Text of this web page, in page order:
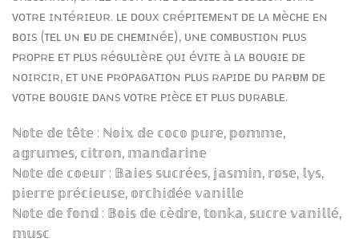
ᴠᴏᴛʀᴇ ɪɴᴛéʀɪᴇᴜʀ. ʟᴇ ᴅᴏᴜx ᴄʀéᴘɪᴛᴇᴍᴇɴᴛ ᴅᴇ ʟᴀ ᴍèᴄʜᴇ ᴇɴ
ʙᴏɪs (ᴛᴇʟ ᴜɴ ғᴇᴜ ᴅᴇ ᴄʜᴇᴍɪɴéᴇ), ᴜɴᴇ ᴄᴏᴍʙᴜsᴛɪᴏɴ ᴘʟᴜs
ᴘʀᴏᴘʀᴇ ᴇᴛ ᴘʟᴜs ʀéɢᴜʟɪèʀᴇ ǫᴜɪ éᴠɪᴛᴇ à ʟᴀ ʙᴏᴜɢɪᴇ ᴅᴇ
ɴᴏɪʀᴄɪʀ, ᴇᴛ ᴜɴᴇ ᴘʀᴏᴘᴀɢᴀᴛɪᴏɴ ᴘʟᴜs ʀᴀᴘɪᴅᴇ ᴅᴜ ᴘᴀʀғᴜᴍ ᴅᴇ
ᴠᴏᴛʀᴇ ʙᴏᴜɢɪᴇ ᴅᴀɴs ᴠᴏᴛʀᴇ ᴘɪèᴄᴇ ᴇᴛ ᴘʟᴜs ᴅᴜʀᴀʙʟᴇ.
ℕ𝕠𝕥𝕖 𝕕𝕖 𝕥ê𝕥𝕖 : ℕ𝕠𝕚𝕩 𝕕𝕖 𝕔𝕠𝕔𝕠 𝕡𝕦𝕣𝕖, 𝕡𝕠𝕞𝕞𝕖,
𝕒𝕘𝕣𝕦𝕞𝕖𝕤, 𝕔𝕚𝕥𝕣𝕠𝕟, 𝕞𝕒𝕟𝕕𝕒𝕣𝕚𝕟𝕖
ℕ𝕠𝕥𝕖 𝕕𝕖 𝕔𝕠𝕖𝕦𝕣 : 𝔹𝕒𝕚𝕖𝕤 𝕤𝕦𝕔𝕣é𝕖𝕤, 𝕛𝕒𝕤𝕞𝕚𝕟, 𝕣𝕠𝕤𝕖, 𝕝𝕪𝕤,
𝕡𝕚𝕖𝕣𝕣𝕖 𝕡𝕣é𝕔𝕚𝕖𝕦𝕤𝕖, 𝕠𝕣𝕔𝕙𝕚𝕕é𝕖 𝕧𝕒𝕟𝕚𝕝𝕝𝕖
ℕ𝕠𝕥𝕖 𝕕𝕖 𝕗𝕠𝕟𝕕 : 𝔹𝕠𝕚𝕤 𝕕𝕖 𝕔è𝕕𝕣𝕖, 𝕥𝕠𝕟𝕜𝕒, 𝕤𝕦𝕔𝕣𝕖 𝕧𝕒𝕟𝕚𝕝𝕝é,
𝕞𝕦𝕤𝕔